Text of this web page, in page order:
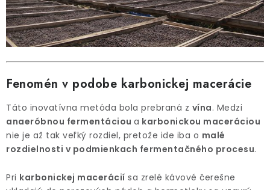
Fenomén v podobe karbonickej macerácie
Táto inovatívna metóda bola prebraná z vína. Medzi
anaeróbnou fermentáciou a karbonickou maceráciou
nie je až tak veľký rozdiel, pretože ide iba o malé
rozdielnosti v podmienkach fermentačného procesu.
Pri karbonickej macerácií sa zrelé kávové čerešne